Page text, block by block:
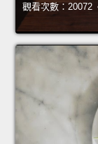
觀看次數：20072